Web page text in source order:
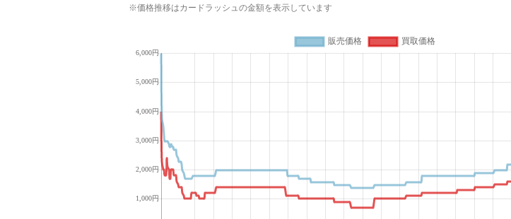
※価格推移はカードラッシュの金額を表示しています